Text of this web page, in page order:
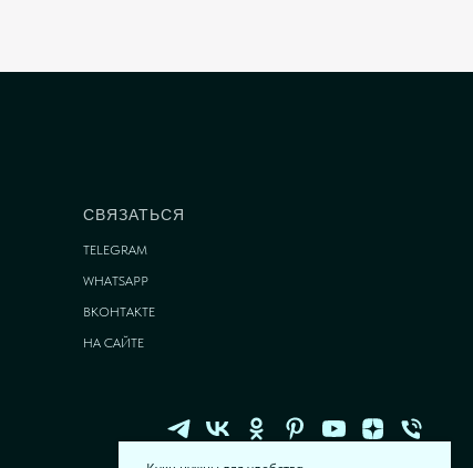
СВЯЗАТЬСЯ
TELEGRAM
WHATSAPP
ВКОНТАКТЕ
НА САЙТЕ